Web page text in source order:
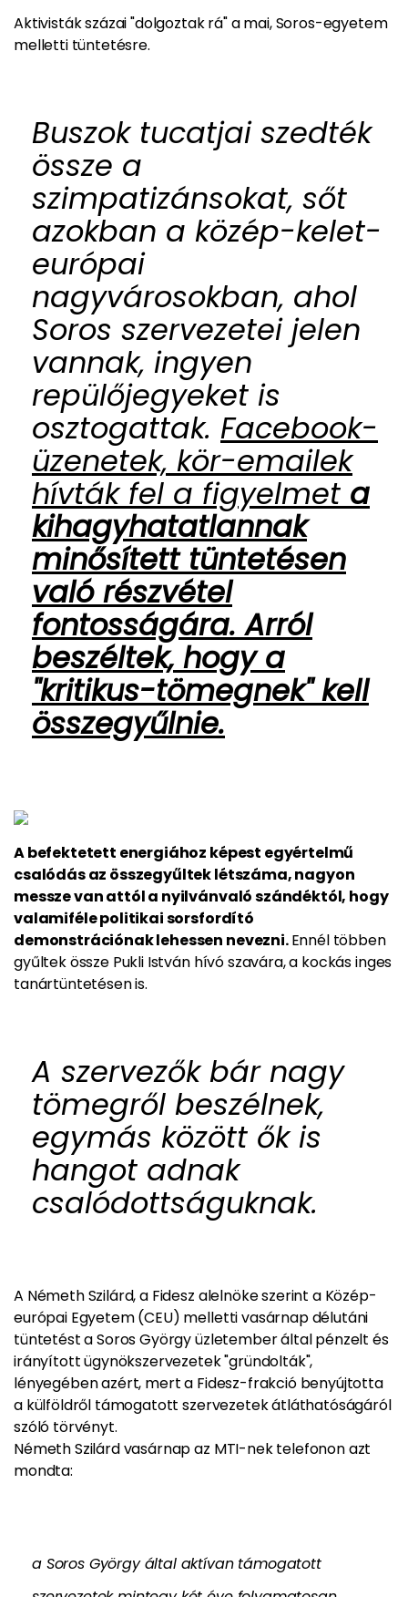
Aktivisták százai "dolgoztak rá" a mai, Soros-egyetem
melletti tüntetésre.
Buszok tucatjai szedték
össze a
szimpatizánsokat, sőt
azokban a közép-kelet-
európai
nagyvárosokban, ahol
Soros szervezetei jelen
vannak, ingyen
repülőjegyeket is
osztogattak. Facebook-
üzenetek, kör-emailek
hívták fel a figyelmet a
kihagyhatatlannak
minősített tüntetésen
való részvétel
fontosságára. Arról
beszéltek, hogy a
"kritikus-tömegnek" kell
összegyűlnie.
A befektetett energiához képest egyértelmű
csalódás az összegyűltek létszáma, nagyon
messze van attól a nyilvánvaló szándéktól, hogy
valamiféle politikai sorsfordító
demonstrációnak lehessen nevezni.Ennél többen
gyűltek össze Pukli István hívó szavára, a kockás inges
tanártüntetésen is.
A szervezők bár nagy
tömegről beszélnek,
egymás között ők is
hangot adnak
csalódottságuknak.
A Németh Szilárd, a Fidesz alelnöke szerint a Közép-
európai Egyetem (CEU) melletti vasárnap délutáni
tüntetést a Soros György üzletember által pénzelt és
irányított ügynökszervezetek "gründolták",
lényegében azért, mert a Fidesz-frakció benyújtotta
a külföldről támogatott szervezetek átláthatóságáról
szóló törvényt.
Németh Szilárd vasárnap az MTI-nek telefonon azt
mondta:
a Soros György által aktívan támogatott